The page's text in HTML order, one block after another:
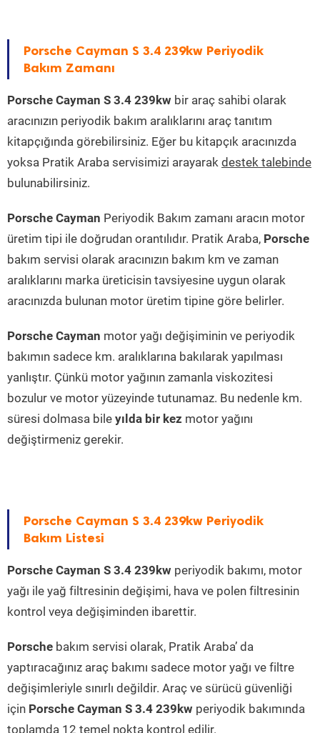
Porsche Cayman S 3.4 239kw Periyodik
Bakım Zamanı
Porsche Cayman S 3.4 239kw bir araç sahibi olarak
aracınızın periyodik bakım aralıklarını araç tanıtım
kitapçığında görebilirsiniz. Eğer bu kitapçık aracınızda
yoksa Pratik Araba servisimizi arayarak destek talebinde
bulunabilirsiniz.
Porsche Cayman Periyodik Bakım zamanı aracın motor
üretim tipi ile doğrudan orantılıdır. Pratik Araba, Porsche
bakım servisi olarak aracınızın bakım km ve zaman
aralıklarını marka üreticisin tavsiyesine uygun olarak
aracınızda bulunan motor üretim tipine göre belirler.
Porsche Cayman motor yağı değişiminin ve periyodik
bakımın sadece km. aralıklarına bakılarak yapılması
yanlıştır. Çünkü motor yağının zamanla viskozitesi
bozulur ve motor yüzeyinde tutunamaz. Bu nedenle km.
süresi dolmasa bile yılda bir kez motor yağını
değiştirmeniz gerekir.
Porsche Cayman S 3.4 239kw Periyodik
Bakım Listesi
Porsche Cayman S 3.4 239kw periyodik bakımı, motor
yağı ile yağ filtresinin değişimi, hava ve polen filtresinin
kontrol veya değişiminden ibarettir.
Porsche bakım servisi olarak, Pratik Araba’ da
yaptıracağınız araç bakımı sadece motor yağı ve filtre
değişimleriyle sınırlı değildir. Araç ve sürücü güvenliği
için Porsche Cayman S 3.4 239kw periyodik bakımında
toplamda 12 temel nokta kontrol edilir.